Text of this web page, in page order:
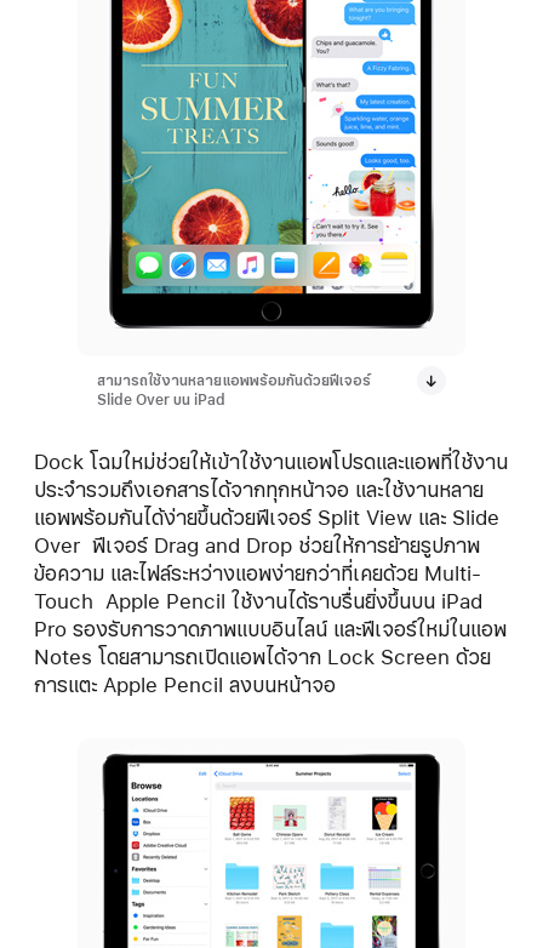
สามารถใช้งานหลายแอพพร้อมกันด้วยฟีเจอร์
Slide Over บน iPad
Dock โฉมใหม่ช่วยให้เข้าใช้งานแอพโปรดและแอพที่ใช้งาน
ประจำรวมถึงเอกสารได้จากทุกหน้าจอ และใช้งานหลาย
แอพพร้อมกันได้ง่ายขึ้นด้วยฟีเจอร์ Split View และ Slide
Over ฟีเจอร์ Drag and Drop ช่วยให้การย้ายรูปภาพ
ข้อความ และไฟล์ระหว่างแอพง่ายกว่าที่เคยด้วย Multi-
Touch Apple Pencil ใช้งานได้ราบรื่นยิ่งขึ้นบน iPad
Pro รองรับการวาดภาพแบบอินไลน์ และฟีเจอร์ใหม่ในแอพ
Notes โดยสามารถเปิดแอพได้จาก Lock Screen ด้วย
การแตะ Apple Pencil ลงบนหน้าจอ